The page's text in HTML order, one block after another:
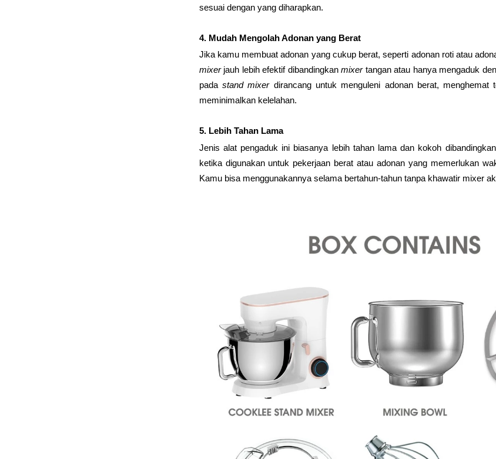
sesuai dengan yang diharapkan.
4. Mudah Mengolah Adonan yang Berat
Jika kamu membuat adonan yang cukup berat, seperti adonan roti atau
mixer jauh lebih efektif dibandingkan mixer tangan atau hanya mengaduk
pada stand mixer dirancang untuk menguleni adonan berat, menghemat
meminimalkan kelelahan.
5. Lebih Tahan Lama
Jenis alat pengaduk ini biasanya lebih tahan lama dan kokoh dibandingkan
ketika digunakan untuk pekerjaan berat atau adonan yang memerlukan
Kamu bisa menggunakannya selama bertahun-tahun tanpa khawatir mixer